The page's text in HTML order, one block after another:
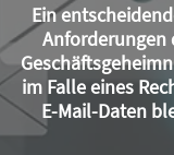
Ein
Anforderungen
im Falle eines
E-Mail-Daten